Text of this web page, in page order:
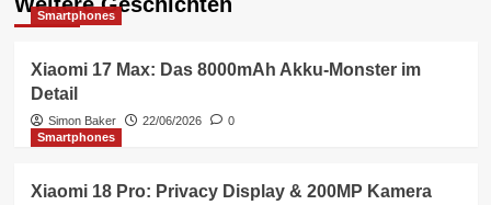
Smartphones
Xiaomi 17 Max: Das 8000mAh Akku-Monster im
Detail
Simon Baker 22/06/2026
0
Smartphones
Xiaomi 18 Pro: Privacy Display & 200MP Kamera